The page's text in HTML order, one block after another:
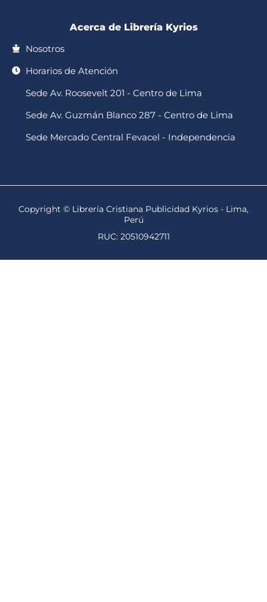
Acerca de Librería Kyrios
Nosotros
Horarios de Atención
Sede Av. Roosevelt 201 - Centro de Lima
Sede Av. Guzmán Blanco 287 - Centro de Lima
Sede Mercado Central Fevacel - Independencia
Copyright © Librería Cristiana Publicidad Kyrios - Lima,
Perú
RUC: 20510942711